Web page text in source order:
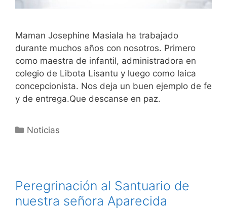
Maman Josephine Masiala ha trabajado
durante muchos años con nosotros. Primero
como maestra de infantil, administradora en
colegio de Libota Lisantu y luego como laica
concepcionista. Nos deja un buen ejemplo de fe
y de entrega.Que descanse en paz.
Noticias
Peregrinación al Santuario de
nuestra señora Aparecida